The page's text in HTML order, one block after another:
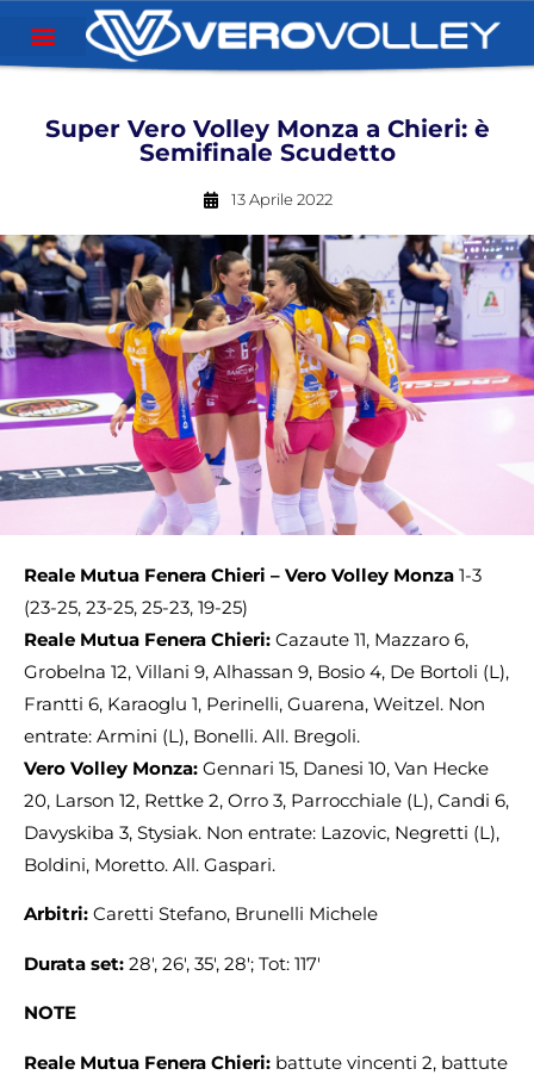
Super Vero Volley Monza a Chieri: è
Semifinale Scudetto
13 Aprile 2022
Reale Mutua Fenera Chieri – Vero Volley Monza 1-3
(23-25, 23-25, 25-23, 19-25)
Reale Mutua Fenera Chieri: Cazaute 11, Mazzaro 6,
Grobelna 12, Villani 9, Alhassan 9, Bosio 4, De Bortoli (L),
Frantti 6, Karaoglu 1, Perinelli, Guarena, Weitzel. Non
entrate: Armini (L), Bonelli. All. Bregoli.
Vero Volley Monza: Gennari 15, Danesi 10, Van Hecke
20, Larson 12, Rettke 2, Orro 3, Parrocchiale (L), Candi 6,
Davyskiba 3, Stysiak. Non entrate: Lazovic, Negretti (L),
Boldini, Moretto. All. Gaspari.
Arbitri: Caretti Stefano, Brunelli Michele
Durata set: 28′, 26′, 35′, 28′; Tot: 117′
NOTE
Reale Mutua Fenera Chieri: battute vincenti 2, battute